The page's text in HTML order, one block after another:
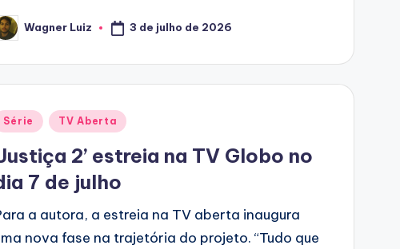
Wagner Luiz 3 de julho de 2026
Série TV Aberta
2’ estreia na TV Globo no
7 de julho
a autora, a estreia na TV aberta inaugura
nova fase na trajetória do projeto. “Tudo que